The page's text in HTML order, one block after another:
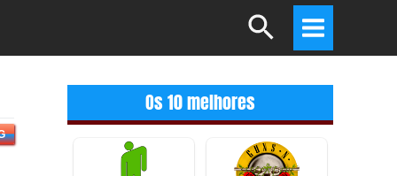
Search
Main
Menu
Os 10 melhores